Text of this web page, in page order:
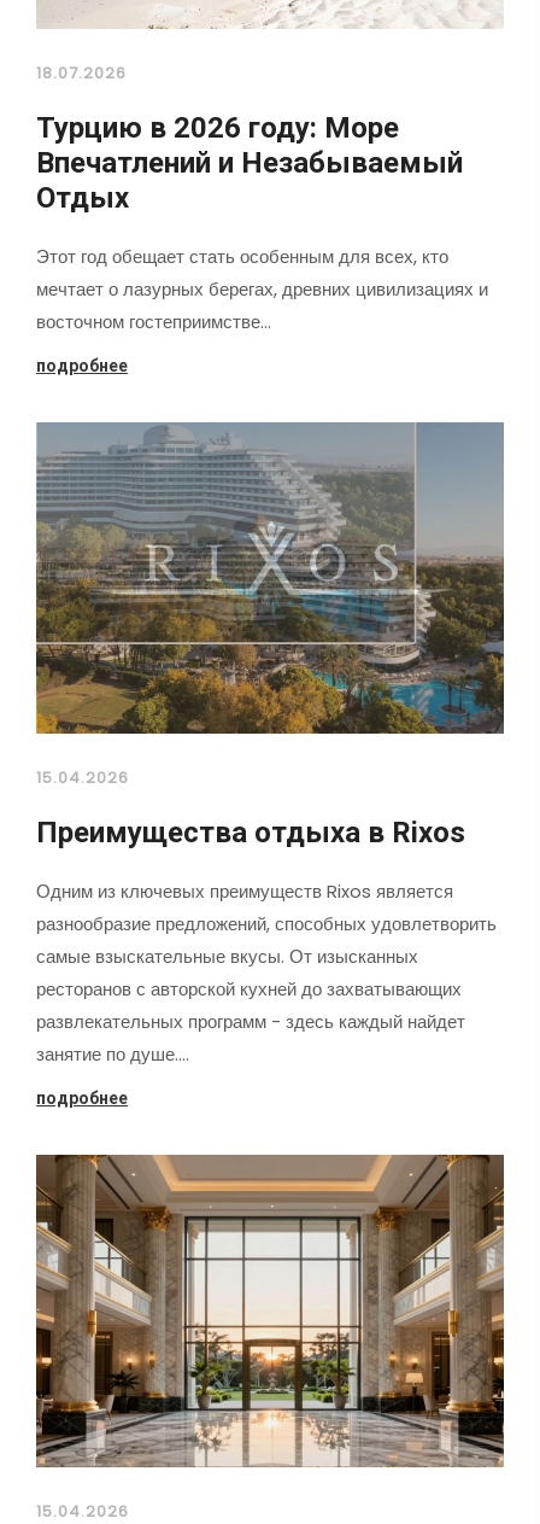
18.07.2026
Турцию в 2026 году: Море
Впечатлений и Незабываемый
Отдых
Этот год обещает стать особенным для всех, кто
мечтает о лазурных берегах, древних цивилизациях и
восточном гостеприимстве…
подробнее
15.04.2026
Преимущества отдыха в Rixos
Одним из ключевых преимуществ Rixos является
разнообразие предложений, способных удовлетворить
самые взыскательные вкусы. От изысканных
ресторанов с авторской кухней до захватывающих
развлекательных программ - здесь каждый найдет
занятие по душе.…
подробнее
15.04.2026